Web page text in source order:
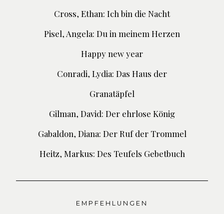
Cross, Ethan: Ich bin die Nacht
Pisel, Angela: Du in meinem Herzen
Happy new year
Conradi, Lydia: Das Haus der
Granatäpfel
Gilman, David: Der ehrlose König
Gabaldon, Diana: Der Ruf der Trommel
Heitz, Markus: Des Teufels Gebetbuch
EMPFEHLUNGEN